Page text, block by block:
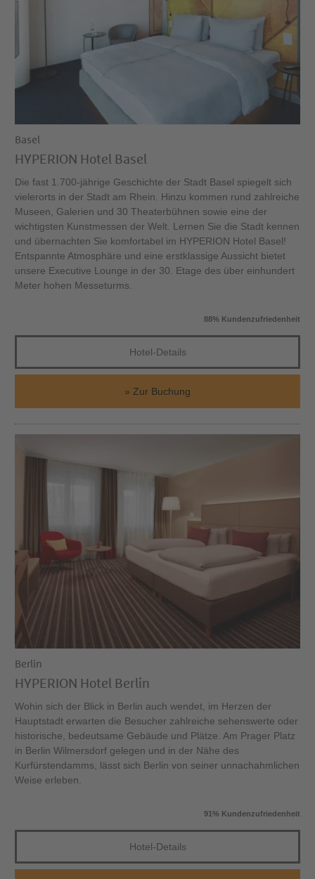
Basel
HYPERION Hotel Basel
Die fast 1.700-jährige Geschichte der Stadt Basel spiegelt sich
vielerorts in der Stadt am Rhein. Hinzu kommen rund zahlreiche
Museen, Galerien und 30 Theaterbühnen sowie eine der
wichtigsten Kunstmessen der Welt. Lernen Sie die Stadt kennen
und übernachten Sie komfortabel im HYPERION Hotel Basel!
Entspannte Atmosphäre und eine erstklassige Aussicht bietet
unsere Executive Lounge in der 30. Etage des über einhundert
Meter hohen Messeturms.
88% Kundenzufriedenheit
Hotel-Details
Zur Buchung
Berlin
HYPERION Hotel Berlin
Wohin sich der Blick in Berlin auch wendet, im Herzen der
Hauptstadt erwarten die Besucher zahlreiche sehenswerte oder
historische, bedeutsame Gebäude und Plätze. Am Prager Platz
in Berlin Wilmersdorf gelegen und in der Nähe des
Kurfürstendamms, lässt sich Berlin von seiner unnachahmlichen
Weise erleben.
91% Kundenzufriedenheit
Hotel-Details